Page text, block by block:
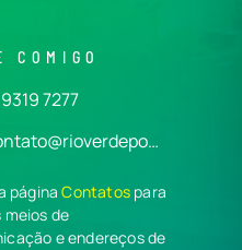
COMIGO
7277
páginaContatos para
de
e endereços de